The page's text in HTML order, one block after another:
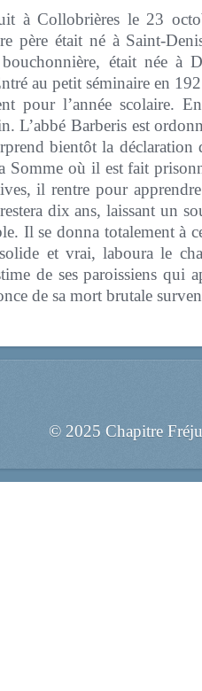
à Collobrières le 23
père était né à Saint-
bouchonnière, était née
au petit séminaire en
pour l’année scolaire.
L’abbé Barberis est
bientôt la
où il est fait
il rentre pour
dix ans, laissant un
Il se donna totalement à
et vrai, laboura le
de ses paroissiens qui
de sa mort brutale
© 2025 Chapitre